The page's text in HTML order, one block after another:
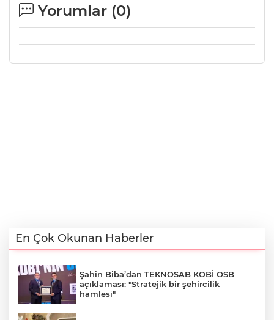
Yorumlar (0)
En Çok Okunan Haberler
Şahin Biba’dan TEKNOSAB KOBİ OSB
açıklaması: "Stratejik bir şehircilik
hamlesi"